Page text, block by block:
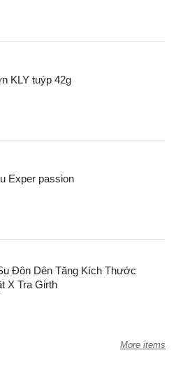
KLY tuýp 42g
Exper passion
Đôn Dên Tăng Kích Thước
X Tra Girth
More items